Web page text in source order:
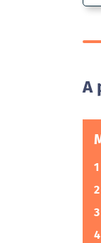
A
1
2
3
4